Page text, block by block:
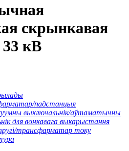
скрынкавая
кВ
падстанцыя
выключальнік/аўтаматычны
для вонкавага выкарыстання
трансфарматар току